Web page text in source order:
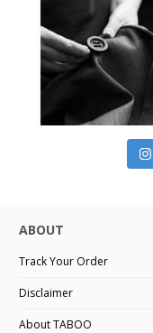
ABOUT
Track Your Order
Disclaimer
About TABOO